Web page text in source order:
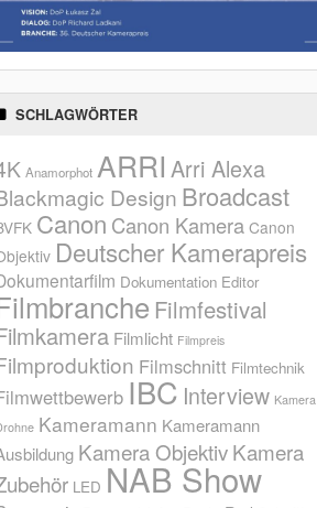
SCHLAGWÖRTER
Anamorphot ARRI Arri Alexa
Design Broadcast
Canon Canon Kamera Canon
Deutscher Kamerapreis
Dokumentation Editor
Filmfestival
Filmlicht Filmpreis
Filmschnitt Filmtechnik
IBC Interview Kamera
Kameramann Kameramann
Kamera ObjektivKamera
LED NAB Show